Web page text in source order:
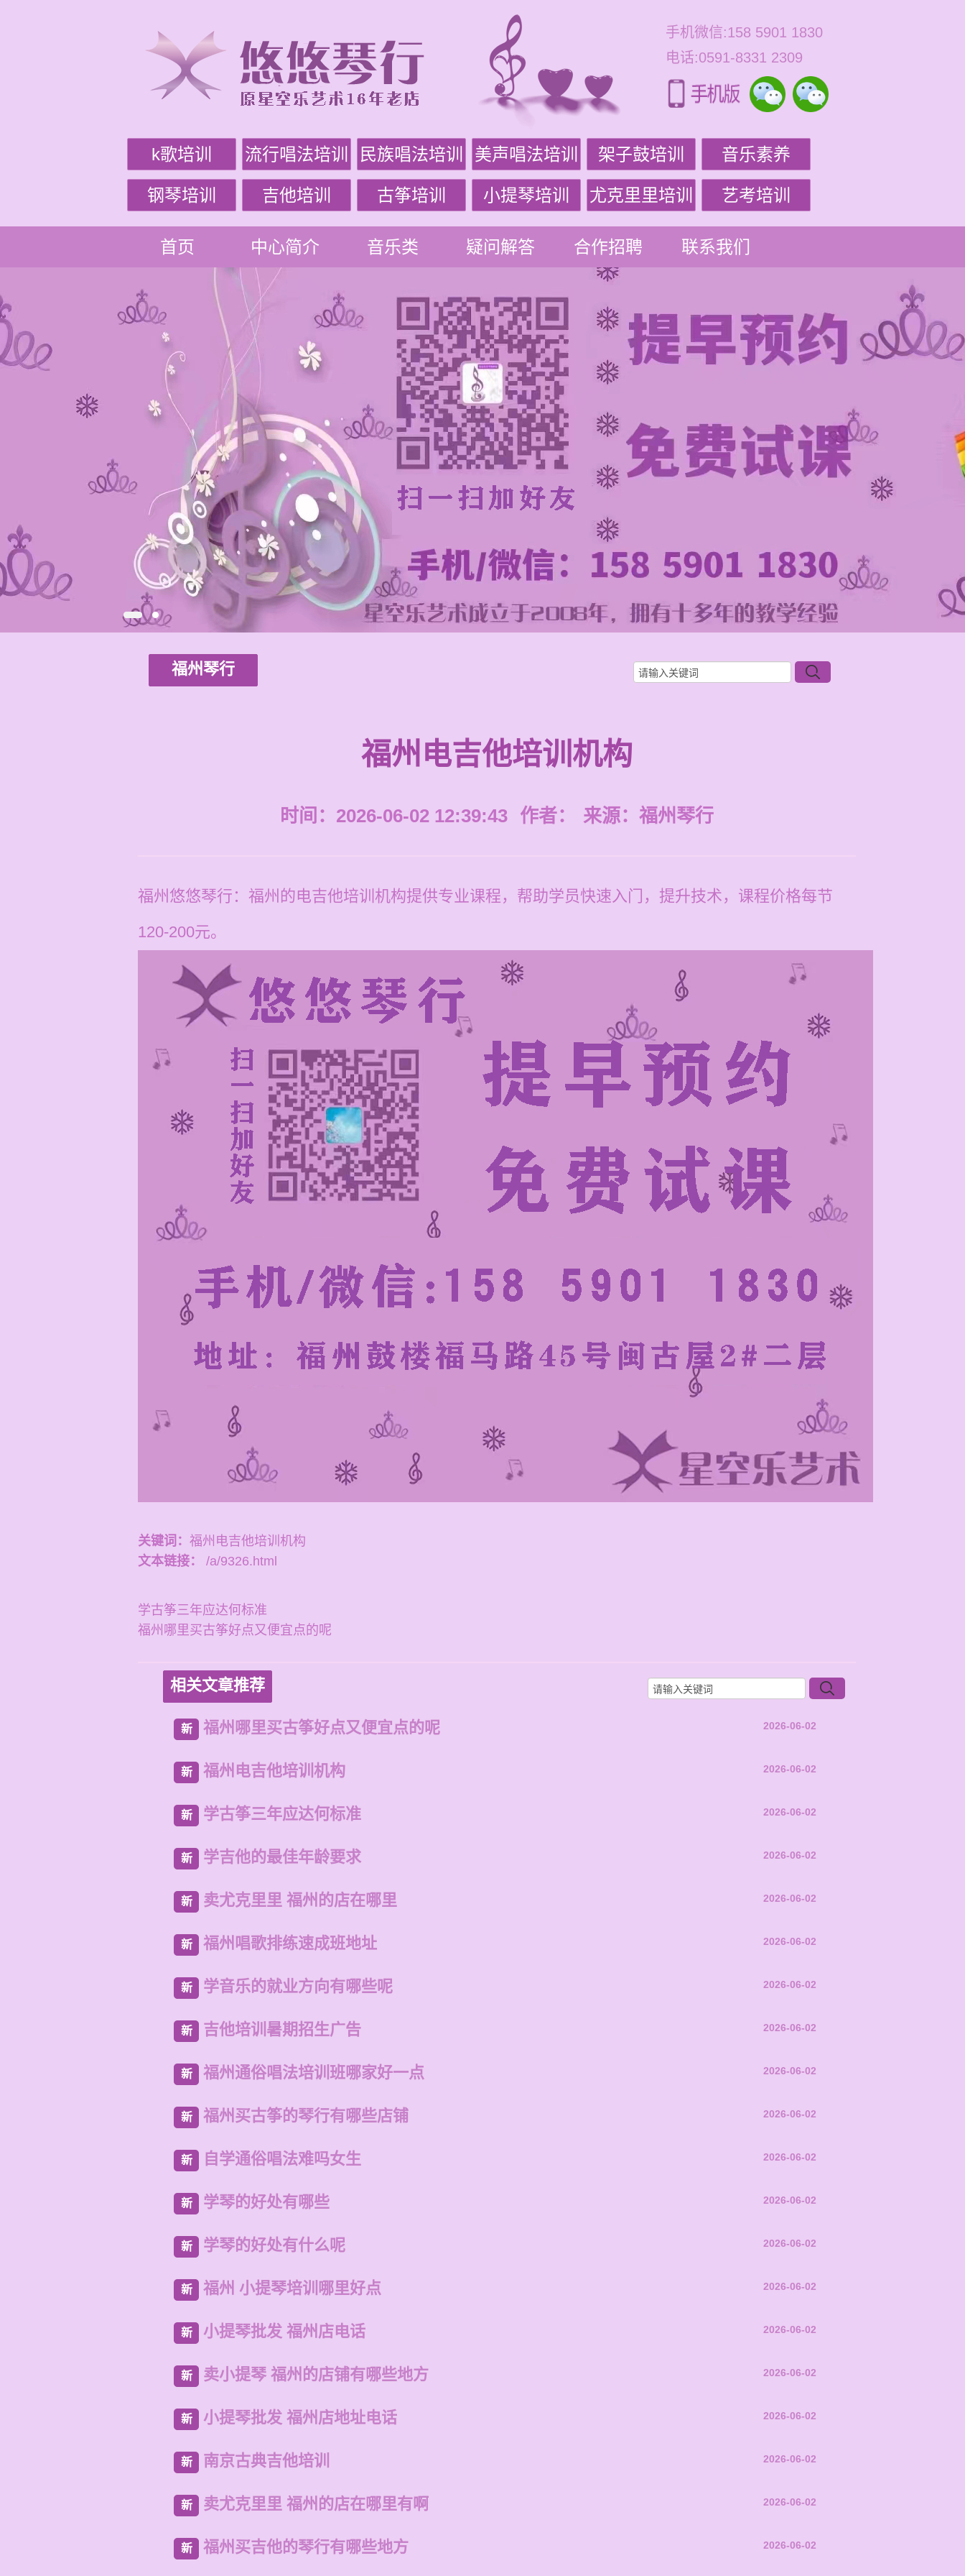
手机微信:158 5901 1830
电话:0591-8331 2309
k歌培训 流行唱法培训 民族唱法培训 美声唱法培训 架子鼓培训 音乐素养
钢琴培训 吉他培训 古筝培训 小提琴培训 尤克里里培训 艺考培训
首页 中心简介 音乐类 疑问解答 合作招聘 联系我们
福州琴行
福州电吉他培训机构
时间：2026-06-02 12:39:43 作者： 来源： 福州琴行
福州悠悠琴行：福州的电吉他培训机构提供专业课程，帮助学员快速入门，提升技术，课程价格每节
120-200元。
关键词： 福州电吉他培训机构
文本链接：
/a/9326.html
学古筝三年应达何标准
福州哪里买古筝好点又便宜点的呢
相关文章推荐
新 福州哪里买古筝好点又便宜点的呢 2026-06-02
新 福州电吉他培训机构 2026-06-02
新 学古筝三年应达何标准 2026-06-02
新 学吉他的最佳年龄要求 2026-06-02
新 卖尤克里里 福州的店在哪里 2026-06-02
新 福州唱歌排练速成班地址 2026-06-02
新 学音乐的就业方向有哪些呢 2026-06-02
新 吉他培训暑期招生广告 2026-06-02
新 福州通俗唱法培训班哪家好一点 2026-06-02
新 福州买古筝的琴行有哪些店铺 2026-06-02
新 自学通俗唱法难吗女生 2026-06-02
新 学琴的好处有哪些 2026-06-02
新 学琴的好处有什么呢 2026-06-02
新 福州 小提琴培训哪里好点 2026-06-02
新 小提琴批发 福州店电话 2026-06-02
新 卖小提琴 福州的店铺有哪些地方 2026-06-02
新 小提琴批发 福州店地址电话 2026-06-02
新 南京古典吉他培训 2026-06-02
新 卖尤克里里 福州的店在哪里有啊 2026-06-02
新 福州买吉他的琴行有哪些地方 2026-06-02